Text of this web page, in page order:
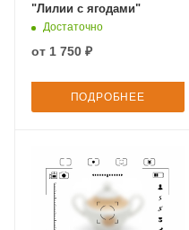
"Лилии с ягодами"
Достаточно
от 1 750 ₽
ПОДРОБНЕЕ